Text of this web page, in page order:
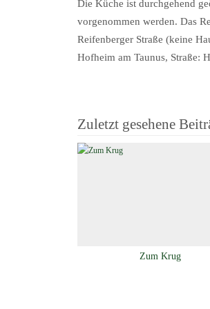
Die Küche ist durchgehend
vorgenommen werden. Das
Reifenberger Straße (keine
Hofheim am Taunus, Straße:
Zuletzt gesehene
Zum Krug